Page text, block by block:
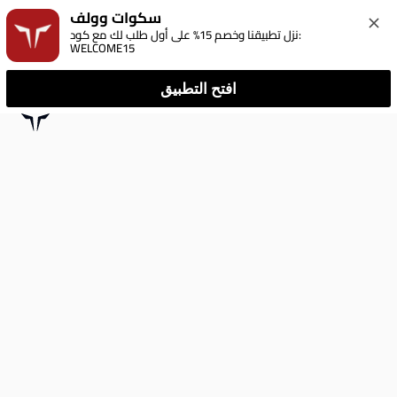
سكوات وولف
نزل تطبيقنا وخصم 15% على أول طلب لك مع كود:
WELCOME15
افتح التطبيق